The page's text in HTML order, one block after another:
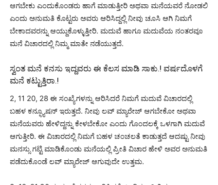
ಆಗಬೇಕು ಎಂದುಕೊಂಡರು ಹಾಗೆ ಮಾಡುತ್ತೀರಿ ಅಥವಾ ಮನೆಯವರೆ ನೋಡಲಿ
ಎಂದು ಅನುಮತಿ ಕೊಟ್ಟರು ಅವರು ಆರಿಸಿದ್ದಲ್ಲಿ ನೀವು ಚೂಸಿ ಆಗಿ ನಿಮಗೆ
ಬೇಕಾದವರನ್ನು ಆಯ್ದುಕೊಳ್ಳುತ್ತೀರಿ. ಮದುವೆ ಹಾಗೂ ಮದುವೆಯ ನಂತರವೂ
ಮನೆ ವಿಚಾರದಲ್ಲಿ ನಿಮ್ಮ ಮಾತೇ ನಡೆಯುತ್ತದೆ.
ಸ್ವಂತ ಮನೆ ಕನಸು ಇದ್ದವರು ಈ ಕೆಲಸ ಮಾಡಿ ಸಾಕು.! ವರ್ಷದೊಳಗೆ
ಮನೆ ಕಟ್ಟುತ್ತಿರಾ.!
2, 11 20, 28 ಈ ಸಂಖ್ಯೆಗಳನ್ನು ಆರಿಸಿದರೆ ನಿಮಗೆ ಮದುವೆ ವಿಚಾರದಲ್ಲಿ
ಬಹಳ ಕನ್ಫ್ಯೂಷನ್ ಇರುತ್ತದೆ. ನೀವು ಲವ್ ಮ್ಯಾರೇಜ್ ಆಗಬೇಕೋ ಅಥವಾ
ಮನೆಯವರು ಹೇಳಿದ್ದನ್ನು ಕೇಳಬೇಕೋ ಎಂದು ಗೊಂದಲಕ್ಕೆ ಒಳಗಾಗಿ ಮದುವೆ
ಆಗುತ್ತೀರಿ. ಈ ವಿಚಾರದಲ್ಲಿ ನಿಮಗೆ ಬಹಳ ಚಂಚಲತೆ ಕಾಡುತ್ತದೆ ಆದಷ್ಟು ನೀವು
ಮನಸ್ಸು ಗಟ್ಟಿ ಮಾಡಿಕೊಂಡು ಮನೆಯಲ್ಲಿ ಪ್ರೀತಿ ವಿಚಾರ ಹೇಳಿ ಅವರ ಅನುಮತಿ
ಪಡೆದುಕೊಂಡೆ ಲವ್ ಮ್ಯಾರೇಜ್ ಆಗುವುದೇ ಉತ್ತಮ.